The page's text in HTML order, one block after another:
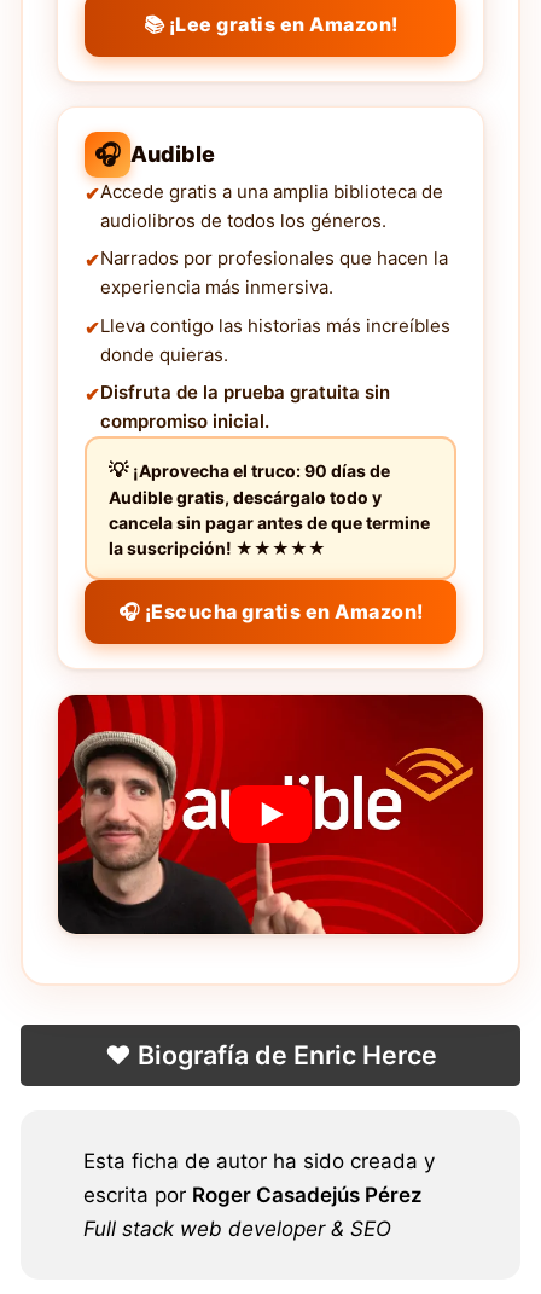
📚 ¡Lee gratis en Amazon!
🎧 Audible
Accede gratis a una amplia biblioteca de
audiolibros de todos los géneros.
Narrados por profesionales que hacen la
experiencia más inmersiva.
Lleva contigo las historias más increíbles
donde quieras.
Disfruta de la prueba gratuita sin
compromiso inicial.
¡Aprovecha el truco: 90 días de
Audible gratis, descárgalo todo y
cancela sin pagar antes de que termine
la suscripción! ★★★★★
🎧 ¡Escucha gratis en Amazon!
❤️ Biografía de Enric Herce
Esta ficha de autor ha sido creada y
escrita por Roger Casadejús Pérez
Full stack web developer & SEO